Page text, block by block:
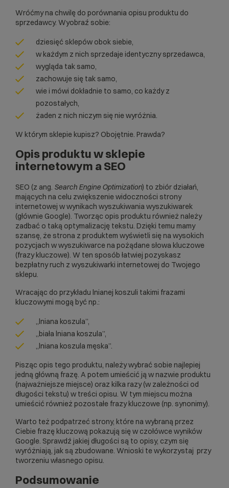
Wróćmy na chwilę do porównania opisu produktu do
sprzedawcy. Wyobraź sobie:
dziesięć sklepów obok siebie,
w każdym z nich sprzedaje identyczny sprzedawca,
wygląda tak samo,
zachowuje się tak samo,
wie i mówi dokładnie to samo, co każdy z
pozostałych,
żaden z nich niczym się nie wyróżnia.
W którym sklepie kupisz? Obojętnie. Prawda?
Opis produktu w sklepie
internetowym a SEO
SEO (z ang. Search Engine Optimization) to zbiór działań,
mających na celu zwiększenie widoczności strony
internetowej w wynikach wyszukiwania wyszukiwarek
(głównie Google). Tworząc opis produktu również należy
zadbać o taką optymalizację tekstu. Dzięki temu mamy
szansę, że strona z produktem wyświetli się na wysokich
pozycjach w wyszukiwarce na pożądane słowa kluczowe
(frazy kluczowe). W ten sposób łatwiej pozyskasz
bezpłatny ruch z wyszukiwarki internetowej do Twojego
sklepu.
Wracając do przykładu lnianej koszuli takimi frazami
kluczowymi mogą być np.:
„lniana koszula”,
„biała lniana koszula”,
„lniana koszula męska”.
Pisząc opis tego produktu, należy wybrać sobie najlepiej
jedną główną frazę. A potem umieścić ją w nazwie produktu
(najważniejsze miejsce) oraz kilka razy (w zależności od
długości tekstu) w treści opisu. W tym miejscu można
umieścić również pozostałe frazy kluczowe (np. synonimy).
Warto też podpatrzeć strony, które na wybraną przez
Ciebie frazę kluczową pokazują się w czołówce wyników
Google. Sprawdź jakiej długości są to opisy, czym się
wyróżniają, jak są zbudowane. Wnioski te wykorzystaj przy
tworzeniu własnego opisu.
Podsumowanie